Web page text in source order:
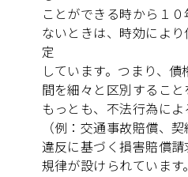
ことができる時から１
ないときは、時効によ
定
しています。つまり、
間を細々と区別すること
もっとも、不法行為に
（例：交通事故賠償、
違反に基づく損害賠償
規律が設けられています。